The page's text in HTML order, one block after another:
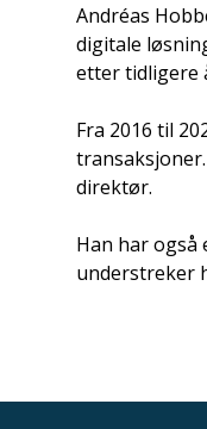
Andréas
digitale
etter tidligere
Fra 2016 til
direktør.
Han har også
understreker